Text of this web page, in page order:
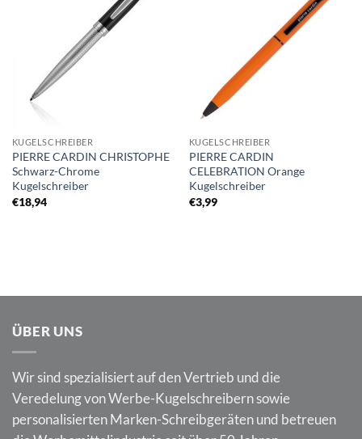
Auf die
KUGELSCHREIBER
PIERRE CARDIN CHRISTOPHE
Schwarz-Chrome
Kugelschreiber
€18,94
Auf die
Merkliste
KUGELSCHREIBER
PIERRE CARDIN
CELEBRATION Orange
Kugelschreiber
€3,99
ÜBER UNS
Wir sind spezialisiert auf den Vertrieb und die
Veredelung von Werbe-Kugelschreibern sowie
personalisierten Marken-Schreibgeräten und betreuen